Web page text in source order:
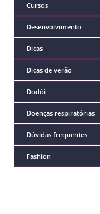
Cursos
Desenvolvimento
Dicas
Dicas de verão
Dodói
Doenças respiratórias
Dúvidas frequentes
Fashion